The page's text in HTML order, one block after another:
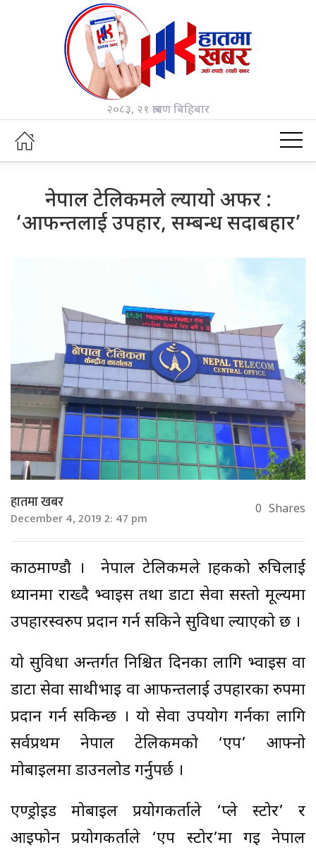
२०८३, २१ श्रावण बिहिबार
नेपाल टेलिकमले ल्यायाे अफर :
‘आफन्तलाई उपहार, सम्बन्ध सदाबहार’
हातमा खबर
December 4, 2019 2: 47 pm 0 Shares
काठमाण्डौ । नेपाल टेलिकमले ग्राहकको रुचिलाई
ध्यानमा राख्दै भ्वाइस तथा डाटा सेवा सस्तो मूल्यमा
उपहारस्वरुप प्रदान गर्न सकिने सुविधा ल्याएको छ ।
यो सुविधा अन्तर्गत निश्चित दिनका लागि भ्वाइस वा
डाटा सेवा साथीभाइ वा आफन्तलाई उपहारका रुपमा
प्रदान गर्न सकिन्छ । यो सेवा उपयोग गर्नका लागि
सर्वप्रथम नेपाल टेलिकमको ‘एप’ आफ्नो
मोबाइलमा डाउनलोड गर्नुपर्छ ।
एण्ड्रोइड मोबाइल प्रयोगकर्ताले ‘प्ले स्टोर’ र
आइफोन प्रयोगकर्ताले ‘एप स्टोर’मा गइ नेपाल